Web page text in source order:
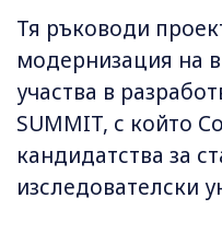
Тя ръководи
модернизация на
участва в
SUMMIT, с който
кандидатства за
изследователски